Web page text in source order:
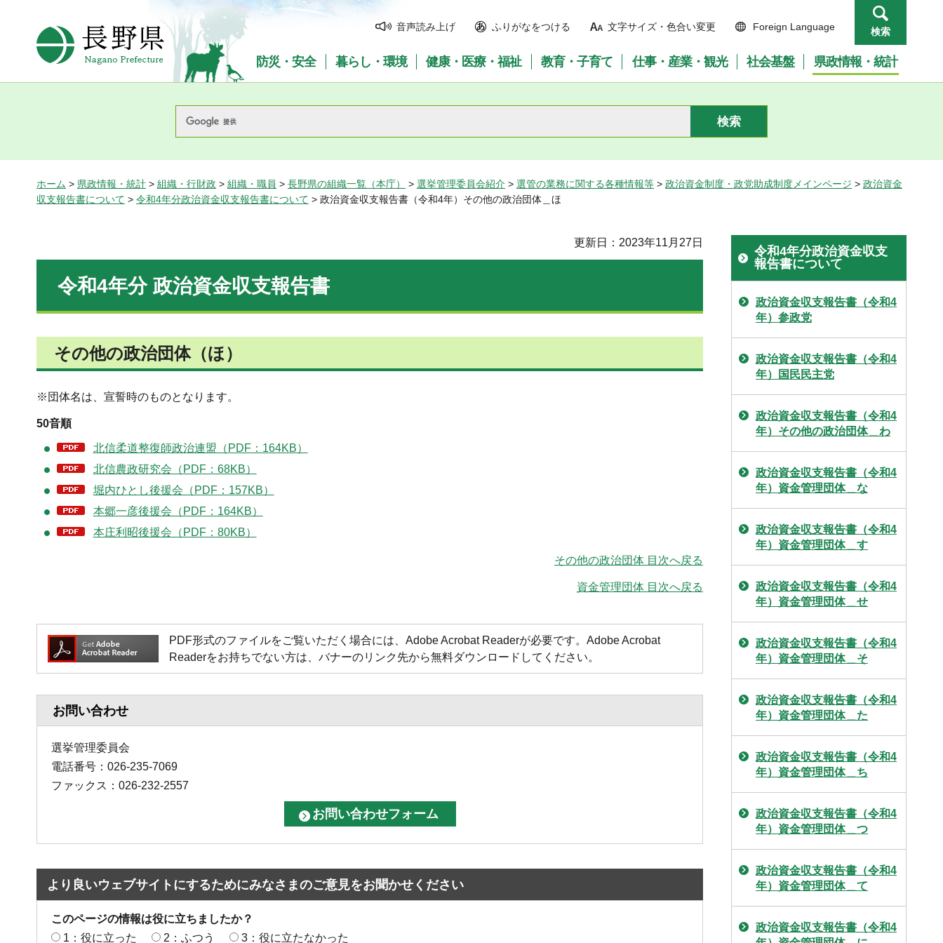
長野県Nagano Prefecture
音声読み上げ ふりがなをつける 文字サイズ・色合い変更 Foreign Language 検索
防災・安全 暮らし・環境 健康・医療・福祉 教育・子育て 仕事・産業・観光 社会基盤 県政情報・統計
ホーム > 県政情報・統計 > 組織・行財政 > 組織・職員 > 長野県の組織一覧（本庁） > 選挙管理委員会紹介 > 選管の業務に関する各種情報等 > 政治資金制度・政党助成制度メインページ > 政治資金
収支報告書について > 令和4年分政治資金収支報告書について > 政治資金収支報告書（令和4年）その他の政治団体＿ほ
更新日：2023年11月27日
令和4年分 政治資金収支報告書
その他の政治団体（ほ）
※団体名は、宣誓時のものとなります。
50音順
北信柔道整復師政治連盟（PDF：164KB）
北信農政研究会（PDF：68KB）
堀内ひとし後援会（PDF：157KB）
本郷一彦後援会（PDF：164KB）
本庄利昭後援会（PDF：80KB）
その他の政治団体 目次へ戻る
資金管理団体 目次へ戻る
PDF形式のファイルをご覧いただく場合には、Adobe Acrobat Readerが必要です。Adobe Acrobat
Readerをお持ちでない方は、バナーのリンク先から無料ダウンロードしてください。
お問い合わせ
選挙管理委員会
電話番号：026-235-7069
ファックス：026-232-2557
より良いウェブサイトにするためにみなさまのご意見をお聞かせください
このページの情報は役に立ちましたか？
1：役に立った
2：ふつう 3：役に立たなかった
令和4年分政治資金収支
報告書について
政治資金収支報告書（令和4
年）参政党
政治資金収支報告書（令和4
年）国民民主党
政治資金収支報告書（令和4
年）その他の政治団体＿わ
政治資金収支報告書（令和4
年）資金管理団体＿な
政治資金収支報告書（令和4
年）資金管理団体＿す
政治資金収支報告書（令和4
年）資金管理団体＿せ
政治資金収支報告書（令和4
年）資金管理団体＿そ
政治資金収支報告書（令和4
年）資金管理団体＿た
政治資金収支報告書（令和4
年）資金管理団体＿ち
政治資金収支報告書（令和4
年）資金管理団体＿つ
政治資金収支報告書（令和4
年）資金管理団体＿て
政治資金収支報告書（令和4